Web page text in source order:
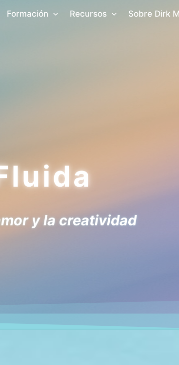
Formación Recursos Sobre Dirk
y la creatividad